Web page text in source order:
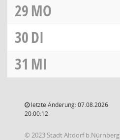
29MO
30DI
31 MI
letzte Änderung: 07.08.2026
20:00:12
© 2023 Stadt Altdorf b.Nürnberg